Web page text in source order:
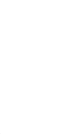
！今週のお
な？